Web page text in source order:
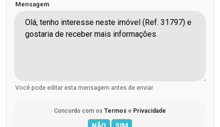
Mensagem
Você pode editar esta mensagem antes de enviar.
Concordo com os Termos e Privacidade